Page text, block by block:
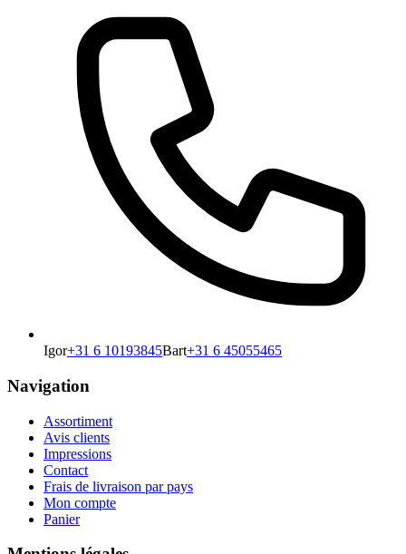
Igor+31 6 10193845Bart+31 6 45055465
Navigation
Assortiment
Avis clients
Impressions
Contact
Frais de livraison par pays
Mon compte
Panier